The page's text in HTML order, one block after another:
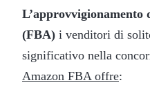
L’approvvigionamento
(FBA) i venditori di
significativo nella
Amazon FBA offre: